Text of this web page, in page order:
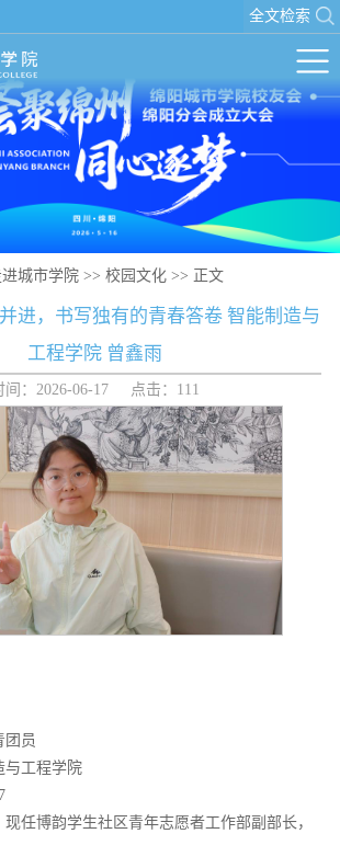
全文检索
进城市学院 >> 校园文化 >> 正文
进，书写独有的青春答卷 智能制造与
工程学院 曾鑫雨
间：2026-06-17 点击： 111
团员
与工程学院
任博韵学生社区青年志愿者工作部副部长，